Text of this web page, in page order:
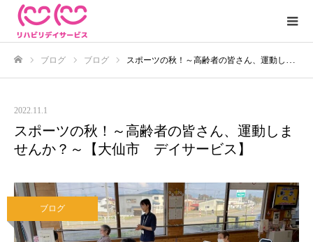
ブログ ブログ スポーツの秋！～高齢者の皆さん、運動しませんか？～【大仙市 デイサービス】
2022.11.1
スポーツの秋！～高齢者の皆さん、運動しま
せんか？～【大仙市 デイサービス】
ブログ